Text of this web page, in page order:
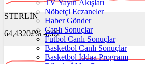
00:00 00:00
STERLİN
64,4320£% -0.02
TV Yayın Akışları
Nöbetçi Eczaneler
Haber Gönder
Canlı Sonuçlar
Futbol Canlı Sonuçlar
Basketbol Canlı Sonuçlar
Basketbol İddaa Programı